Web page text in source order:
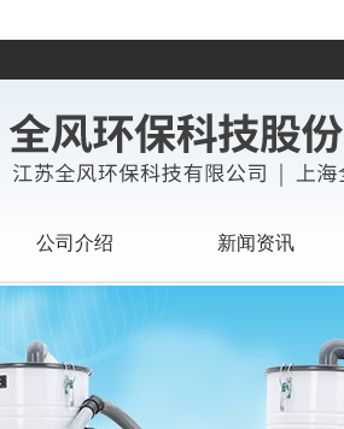
公司介绍 新闻资讯